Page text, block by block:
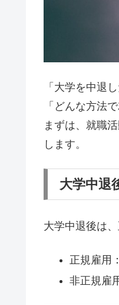
「大学を中退
「どんな方法
まずは、就職
します。
大学中退
大学中退後は
正規雇用
非正規雇